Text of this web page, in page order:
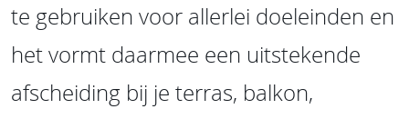
te gebruiken voor allerlei doeleinden en
het vormt daarmee een uitstekende
afscheiding bij je terras, balkon,